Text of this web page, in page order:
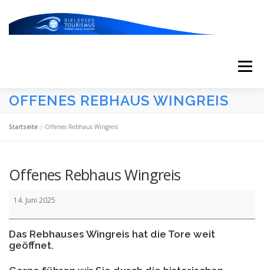
Menü
ESSEN/TRINKEN/SCHLAFEN
ÜBER UNS
OFFENES REBHAUS WINGREIS
Startseite »Offenes Rebhaus Wingreis
Offenes Rebhaus Wingreis
Rebhaus
Wingreis
14. Juni 2025
Das Rebhauses Wingreis hat die Tore weit
geöffnet.